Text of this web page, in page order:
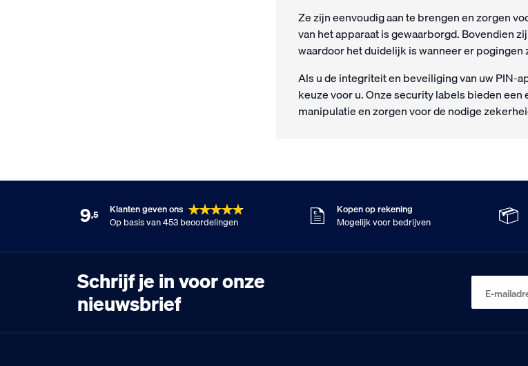
Ze zijn eenvoudig aan te brengen en zorgen
van het apparaat is gewaarborgd. Bovendien
waardoor het duidelijk is wanneer er
Als u de integriteit en beveiliging van uw PIN-
keuze voor u. Onze security labels bieden
manipulatie en zorgen voor de nodige
9,5
Klanten geven ons
Op basis van 453 beoordelingen
Kopen op rekening
Mogelijk voor bedrijven
Schrijf je in voor onze
nieuwsbrief E-